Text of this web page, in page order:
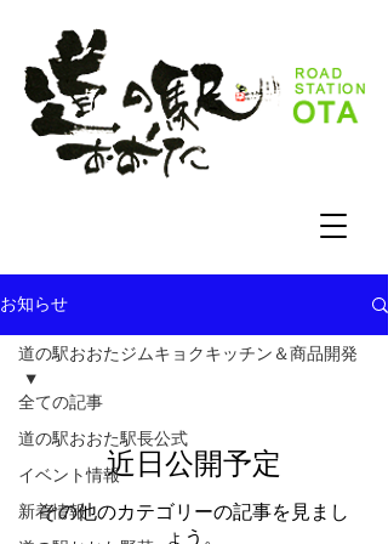
お知らせ
全ての記事
道の駅おおた駅長公式
イベント情報
新着情報
道の駅おおたジムキョクキッチン＆商品開発
近日公開予定
その他のカテゴリーの記事を見まし
ょう。